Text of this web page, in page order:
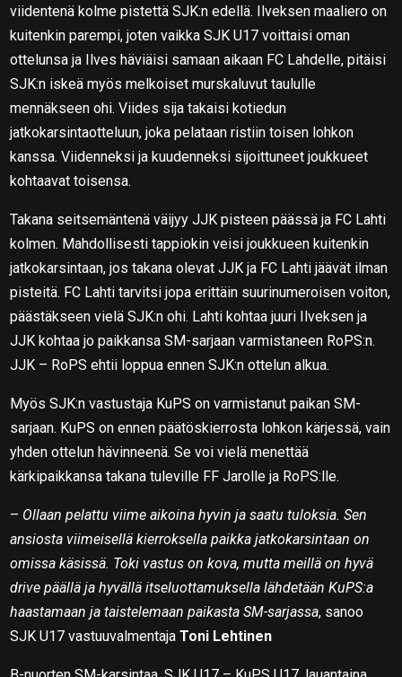
viidentenä kolme pistettä SJK:n edellä. Ilveksen maaliero on
kuitenkin parempi, joten vaikka SJK U17 voittaisi oman
ottelunsa ja Ilves häviäisi samaan aikaan FC Lahdelle, pitäisi
SJK:n iskeä myös melkoiset murskaluvut taululle
mennäkseen ohi. Viides sija takaisi kotiedun
jatkokarsintaotteluun, joka pelataan ristiin toisen lohkon
kanssa. Viidenneksi ja kuudenneksi sijoittuneet joukkueet
kohtaavat toisensa.
Takana seitsemäntenä väijyy JJK pisteen päässä ja FC Lahti
kolmen. Mahdollisesti tappiokin veisi joukkueen kuitenkin
jatkokarsintaan, jos takana olevat JJK ja FC Lahti jäävät ilman
pisteitä. FC Lahti tarvitsi jopa erittäin suurinumeroisen voiton,
päästäkseen vielä SJK:n ohi. Lahti kohtaa juuri Ilveksen ja
JJK kohtaa jo paikkansa SM-sarjaan varmistaneen RoPS:n.
JJK – RoPS ehtii loppua ennen SJK:n ottelun alkua.
Myös SJK:n vastustaja KuPS on varmistanut paikan SM-
sarjaan. KuPS on ennen päätöskierrosta lohkon kärjessä, vain
yhden ottelun hävinneenä. Se voi vielä menettää
kärkipaikkansa takana tuleville FF Jarolle ja RoPS:lle.
– Ollaan pelattu viime aikoina hyvin ja saatu tuloksia. Sen
ansiosta viimeisellä kierroksella paikka jatkokarsintaan on
omissa käsissä. Toki vastus on kova, mutta meillä on hyvä
drive päällä ja hyvällä itseluottamuksella lähdetään KuPS:a
haastamaan ja taistelemaan paikasta SM-sarjassa, sanoo
SJK U17 vastuuvalmentajaToni Lehtinen